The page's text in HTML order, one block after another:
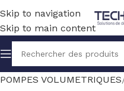
Skip to navigation
Skip to main content
Accueil TRAITEMENT EAU
POMPES VOLUMETRIQUES